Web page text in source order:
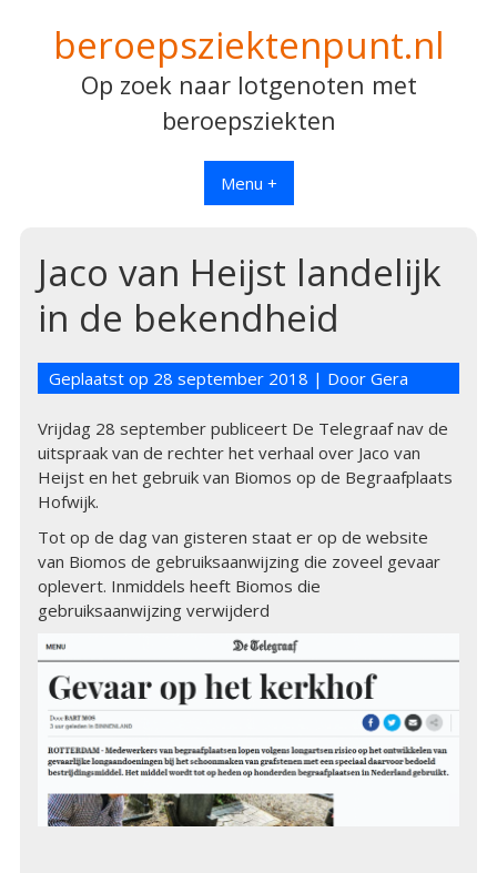
beroepsziektenpunt.nl
Op zoek naar lotgenoten met
beroepsziekten
Menu +
Jaco van Heijst landelijk
in de bekendheid
Geplaatst op 28 september 2018 | DoorGera
Vrijdag 28 september publiceert De Telegraaf nav de
uitspraak van de rechter het verhaal over Jaco van
Heijst en het gebruik van Biomos op de Begraafplaats
Hofwijk.
Tot op de dag van gisteren staat er op de website
van Biomos de gebruiksaanwijzing die zoveel gevaar
oplevert. Inmiddels heeft Biomos die
gebruiksaanwijzing verwijderd